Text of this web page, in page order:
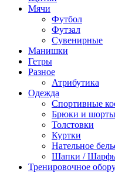
Мячи
Футбол
Футзал
Сувенирные
Манишки
Гетры
Разное
Атрибутика
Одежда
Спортивные
Брюки и шорты
Толстовки
Куртки
Нательное
Шапки / Шарфы
Тренировочное